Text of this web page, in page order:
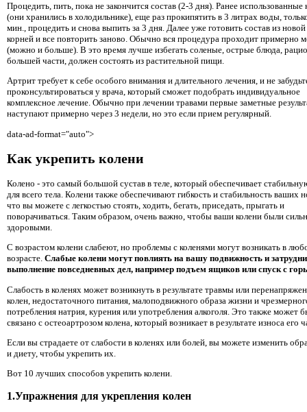
Процедить, пить, пока не закончится состав (2-3 дня). Ранее использованные
(они хранились в холодильнике), еще раз прокипятить в 3 литрах воды,
мин., процедить и снова выпить за 3 дня. Далее уже готовить состав из
корней и все повторить заново. Обычно вся процедура проходит примерно
(можно и больше). В это время лучше избегать соленые, острые блюда,
большей части, должен состоять из растительной пищи.
Артрит требует к себе особого внимания и длительного лечения, и не
проконсультироваться у врача, который сможет подобрать индивидуальное
комплексное лечение. Обычно при лечении травами первые заметные
наступают примерно через 3 недели, но это если прием регулярный.
data-ad-format="auto">
Как укрепить колени
Колено - это самый большой сустав в теле, который обеспечивает
для всего тела. Колени также обеспечивают гибкость и стабильность ваших
что вы можете с легкостью стоять, ходить, бегать, приседать, прыгать и
поворачиваться. Таким образом, очень важно, чтобы ваши колени были
здоровыми.
С возрастом колени слабеют, но проблемы с коленями могут возникать в
возрасте. Слабые колени могут повлиять на вашу подвижность и
выполнение повседневных дел, например подъем ящиков или спуск с
Слабость в коленях может возникнуть в результате травмы или
колен, недостаточного питания, малоподвижного образа жизни и
потребления натрия, курения или употребления алкоголя. Это также может
связано с остеоартрозом колена, который возникает в результате износа его
Если вы страдаете от слабости в коленях или болей, вы можете изменить
и диету, чтобы укрепить их.
Вот 10 лучших способов укрепить колени.
1.Упражнения для укрепления колен